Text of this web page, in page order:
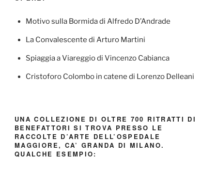
Motivo sulla Bormida di Alfredo D’Andrade
La Convalescente di Arturo Martini
Spiaggia a Viareggio di Vincenzo Cabianca
Cristoforo Colombo in catene di Lorenzo Delleani
UNA COLLEZIONE DI OLTRE 700 RITRATTI DI
BENEFATTORI SI TROVA PRESSO LE
RACCOLTE D’ARTE DELL’OSPEDALE
MAGGIORE, CA’ GRANDA DI MILANO.
QUALCHE ESEMPIO: